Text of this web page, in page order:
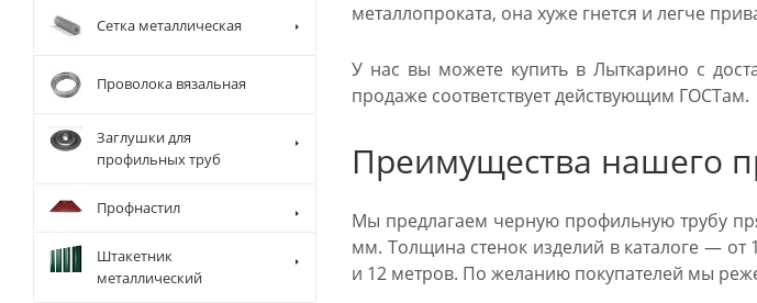
металлопроката, она хуже гнется и легче
У нас вы можете купить в Лыткарино с
продаже соответствует действующим ГОСТам.
Преимущества нашего
Мы предлагаем черную профильную трубу
мм. Толщина стенок изделий в каталоге — от
и 12 метров. По желанию покупателей мы
Сетка металлическая
Проволока вязальная
Заглушки для
профильных труб
Профнастил
Штакетник
металлический